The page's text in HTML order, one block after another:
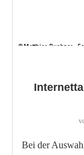
Bei der